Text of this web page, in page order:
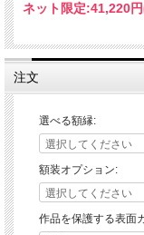
ネット限定:41,220
注文
選べる額縁:
額装オプション:
作品を保護する表面